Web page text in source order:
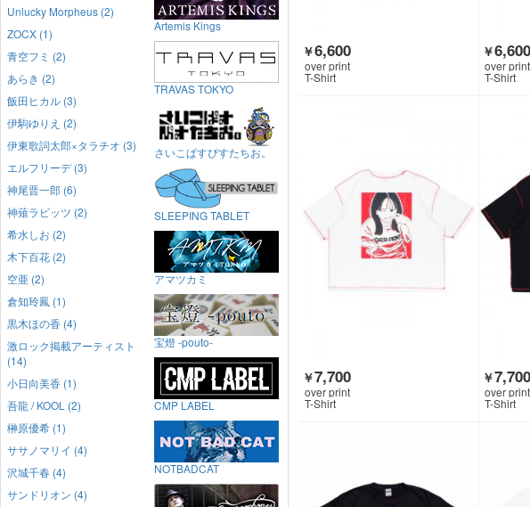
￥6,600
over print
T-Shirt
￥6,600
over print
T-Shirt
￥7,700
over print
T-Shirt
￥7,700
over print
T-Shirt
Unlucky Morpheus (2)
ZOCX (1)
青空フミ (2)
あらき (2)
飯田ヒカル (3)
伊駒ゆりえ (2)
伊東歌詞太郎×タラチオ (3)
エルフリーデ (3)
神尾晋一郎 (6)
神薙ラビッツ (2)
希水しお (2)
木下百花 (2)
空亜 (2)
倉知玲鳳 (1)
黒木ほの香 (4)
激ロック掲載アーティスト
(14)
小日向美香 (1)
吾龍 / KOOL (2)
榊原優希 (1)
ササノマリイ (4)
沢城千春 (4)
サンドリオン (4)
Artemis Kings
TRAVAS TOKYO
さいこぱすぴすたちお。
SLEEPING TABLET
アマツカミ
宝燈 -pouto-
CMP LABEL
NOTBADCAT